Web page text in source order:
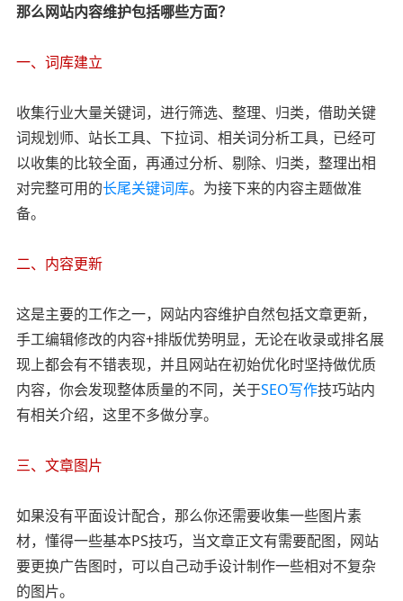
那么网站内容维护包括哪些方面？
一、词库建立
收集行业大量关键词，进行筛选、整理、归类，借助关键
词规划师、站长工具、下拉词、相关词分析工具，已经可
以收集的比较全面，再通过分析、剔除、归类，整理出相
对完整可用的长尾关键词库。为接下来的内容主题做准
备。
二、内容更新
这是主要的工作之一，网站内容维护自然包括文章更新，
手工编辑修改的内容+排版优势明显，无论在收录或排名展
现上都会有不错表现，并且网站在初始优化时坚持做优质
内容，你会发现整体质量的不同，关于SEO写作技巧站内
有相关介绍，这里不多做分享。
三、文章图片
如果没有平面设计配合，那么你还需要收集一些图片素
材，懂得一些基本PS技巧，当文章正文有需要配图，网站
要更换广告图时，可以自己动手设计制作一些相对不复杂
的图片。